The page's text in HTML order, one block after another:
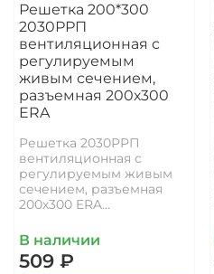
Решетка 200*300
2030РРП
вентиляционная с
регулируемым
живым сечением,
разъемная 200х300
ERA
Решетка 2030РРП
вентиляционная с
регулируемым живым
сечением, разъемная
200х300 ERA...
В наличии
509 ₽